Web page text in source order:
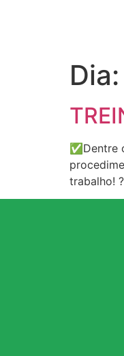
Dia:
✅Dentre
trabalho!